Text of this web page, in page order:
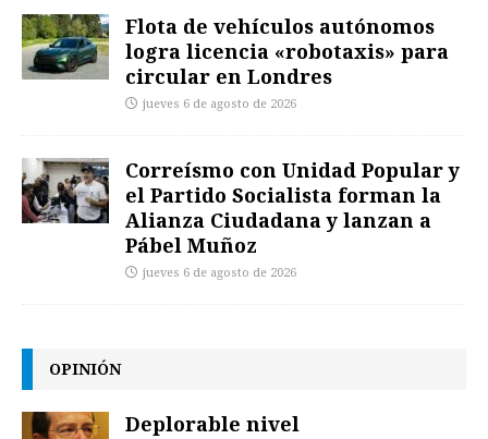
Flota de vehículos autónomos
logra licencia «robotaxis» para
circular en Londres
jueves 6 de agosto de 2026
Correísmo con Unidad Popular y
el Partido Socialista forman la
Alianza Ciudadana y lanzan a
Pábel Muñoz
jueves 6 de agosto de 2026
OPINIÓN
Deplorable nivel